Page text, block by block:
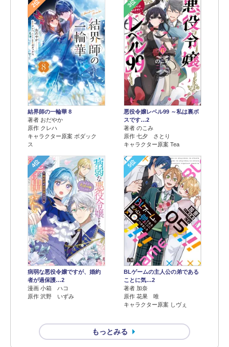
2位
結界師の一輪華 8
著者 おだやか
原作 クレハ
キャラクター原案 ボダック
ス
3位
悪役令嬢レベル99 ～私は裏ボ
スです…2
著者 のこみ
原作 七夕 さとり
キャラクター原案 Tea
4位
病弱な悪役令嬢ですが、婚約
者が過保護…2
漫画 小箱 ハコ
原作 沢野 いずみ
5位
BLゲームの主人公の弟である
ことに気…2
著者 加奈
原作 花果 唯
キャラクター原案 しヴぇ
もっとみる